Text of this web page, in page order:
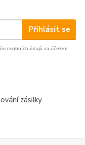
Přihlásit se
osobních údajů za účelem